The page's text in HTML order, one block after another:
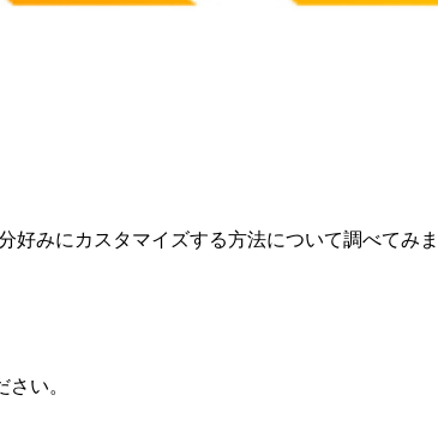
みにカスタマイズする方法について調べてみま
い。